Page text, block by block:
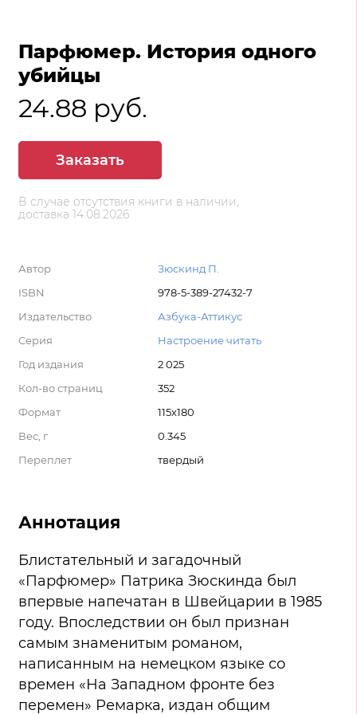
Парфюмер. История одного
убийцы
24.88 руб.
Заказать
В случае отсутствия книги в наличии,
доставка 14.08.2026
Автор
Зюскинд П.
ISBN
978-5-389-27432-7
Издательство
Азбука-Аттикус
Серия
Настроение читать
Год издания
2 025
Кол-во страниц
352
Формат
115х180
Вес, г
0.345
Переплет
твердый
Аннотация
Блистательный и загадочный
«Парфюмер» Патрика Зюскинда был
впервые напечатан в Швейцарии в 1985
году. Впоследствии он был признан
самым знаменитым романом,
написанным на немецком языке со
времен «На Западном фронте без
перемен» Ремарка, издан общим